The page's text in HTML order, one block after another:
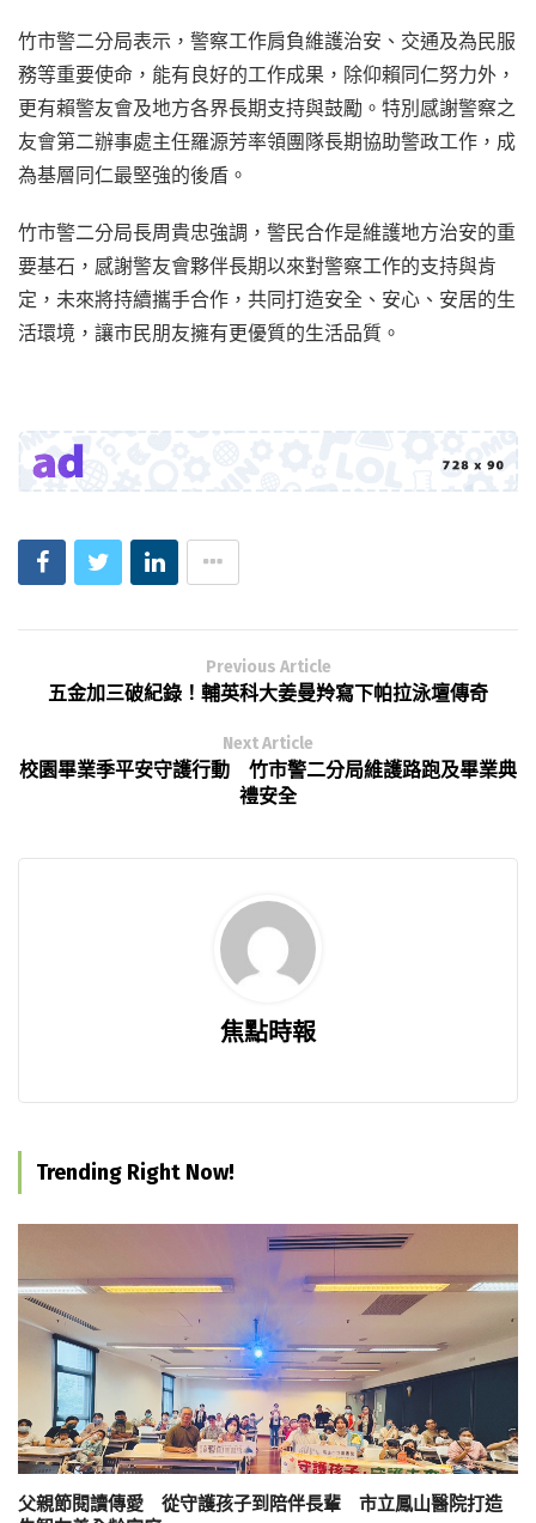
竹市警二分局表示，警察工作肩負維護治安、交通及為民服
務等重要使命，能有良好的工作成果，除仰賴同仁努力外，
更有賴警友會及地方各界長期支持與鼓勵。特別感謝警察之
友會第二辦事處主任羅源芳率領團隊長期協助警政工作，成
為基層同仁最堅強的後盾。
竹市警二分局長周貴忠強調，警民合作是維護地方治安的重
要基石，感謝警友會夥伴長期以來對警察工作的支持與肯
定，未來將持續攜手合作，共同打造安全、安心、安居的生
活環境，讓市民朋友擁有更優質的生活品質。
Previous Article
五金加三破紀錄！輔英科大姜曼羚寫下帕拉泳壇傳奇
Next Article
校園畢業季平安守護行動 竹市警二分局維護路跑及畢業典
禮安全
焦點時報
Trending Right Now!
父親節閱讀傳愛 從守護孩子到陪伴長輩 市立鳳山醫院打造